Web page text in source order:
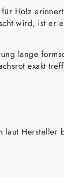
für Holz
wird, ist er
lange
exakt
laut Hersteller